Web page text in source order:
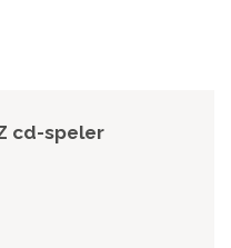
cd-speler